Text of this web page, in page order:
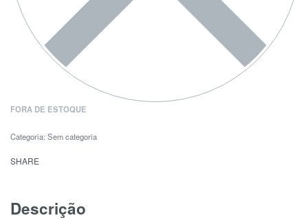
FORA DE ESTOQUE
Categoria: Sem categoria
SHARE
Descrição